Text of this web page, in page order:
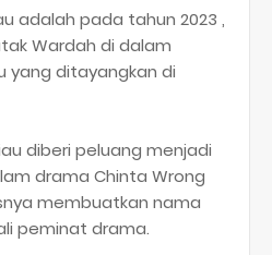
adalah pada tahun 2023 ,
Wardah di dalam
yang ditayangkan di
diberi peluang menjadi
drama Chinta Wrong
membuatkan nama
peminat drama.